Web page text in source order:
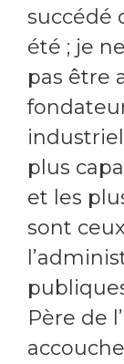
succédé
été ; je
pas être
plus
et les
sont
Père de